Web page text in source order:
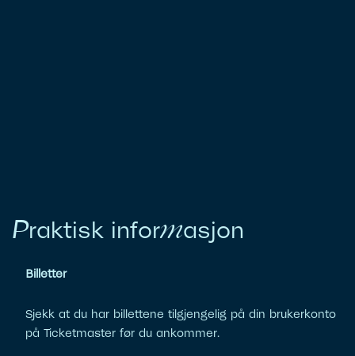
Praktisk informasjon
Billetter
Sjekk at du har billettene tilgjengelig på din brukerkonto
på Ticketmaster før du ankommer.